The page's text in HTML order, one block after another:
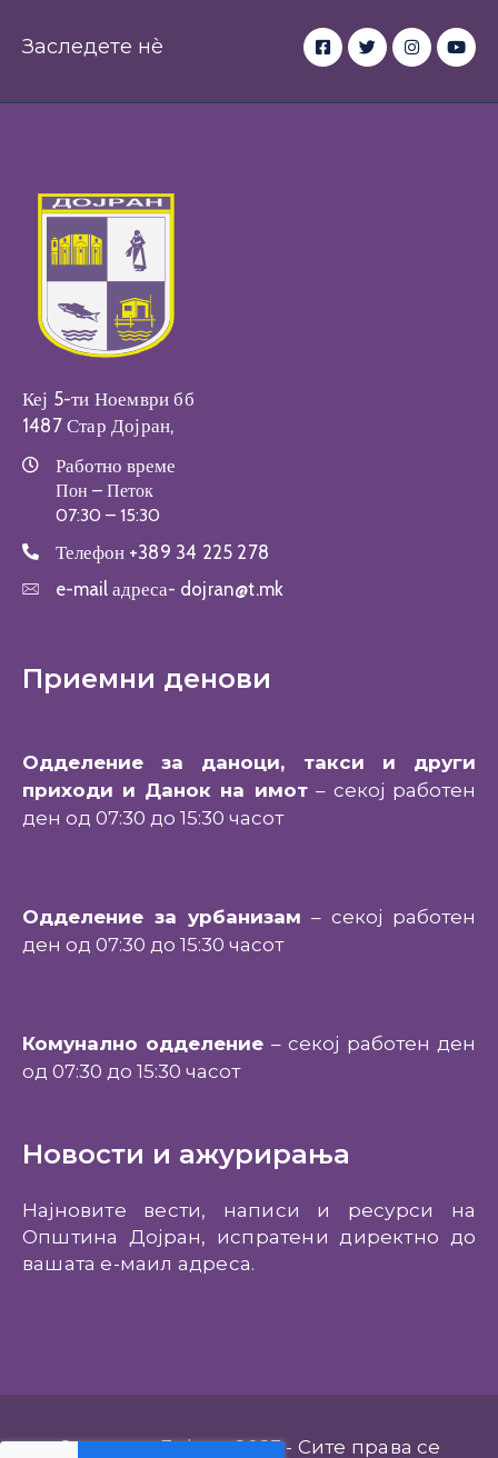
Заследете нè
Кеј 5-ти Ноември бб
1487 Стар Дојран,
Работно време
Пон – Петок
07:30 – 15:30
Телефон +389 34 225 278
e-mail адреса- dojran@t.mk
Приемни денови
Одделение за даноци, такси и други
приходи и Данок на имот– секој работен
ден од 07:30 до 15:30 часот
Одделение за урбанизам – секој работен
ден од 07:30 до 15:30 часот
Комунално одделение – секој работен ден
од 07:30 до 15:30 часот
Новости и ажурирања
Најновите вести, написи и ресурси на
Општина Дојран, испратени директно до
вашата е-маил адреса.
Општина Дојран 2023 - Сите права се